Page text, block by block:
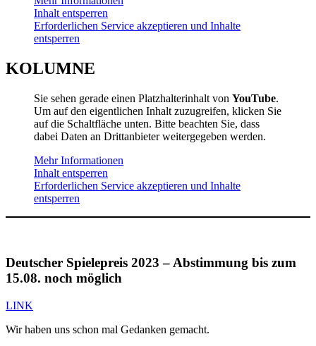
Inhalt entsperren
Erforderlichen Service akzeptieren und Inhalte
entsperren
KOLUMNE
Sie sehen gerade einen Platzhalterinhalt von YouTube.
Um auf den eigentlichen Inhalt zuzugreifen, klicken Sie
auf die Schaltfläche unten. Bitte beachten Sie, dass
dabei Daten an Drittanbieter weitergegeben werden.
Mehr Informationen
Inhalt entsperren
Erforderlichen Service akzeptieren und Inhalte
entsperren
Deutscher Spielepreis 2023 – Abstimmung bis zum
15.08. noch möglich
LINK
Wir haben uns schon mal Gedanken gemacht.